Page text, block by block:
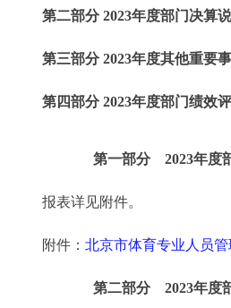
第二部分 2023年度部门决算
第三部分 2023年度其他重要事
第四部分 2023年度部门绩效
第一部分 2023年度
报表详见附件。
附件： 北京市体育专业人员
第二部分 2023年度